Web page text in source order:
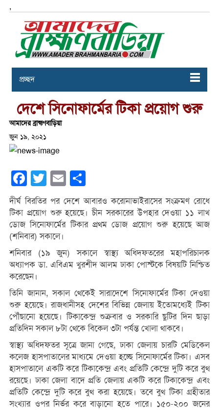
,
প্রচ্ছদ
দেশে সিনোফার্মের টিকা প্রয়োগ শুরু
আমাদের ব্রাহ্মণবাড়িয়া
জুন ১৯, ২০২১
Facebook
Twitter Email
দীর্ঘ বিরতির পর দেশে আবারও করোনাভাইরাসের সংক্রমণ রোধে
টিকা প্রয়োগ শুরু হয়েছে। চীন সরকারের উপহার দেওয়া ১১ লাখ
ডোজ সিনোফার্মের টিকার প্রথম ডোজ প্রয়োগ শুরু হয়েছে আজ
(শনিবার) সকালে।
শনিবার (১৯ জুন) সকালে স্বাস্থ্য অধিদফতরের মহাপরিচালক
অধ্যাপক ডা. এবিএম খুরশীদ আলম ঢাকা পোস্টকে বিষয়টি নিশ্চিত
করেছেন।
তিনি জানান, সকাল থেকেই সারাদেশে সিনোফার্মের টিকা দেওয়া
শুরু হয়েছে। রাজধানীসহ দেশের বিভিন্ন জেলায় ইতোমধ্যেই টিকা
পৌঁছানো হয়েছে। টিকাকেন্দ্র শুক্রবার ও সরকারি ছুটির দিন ছাড়া
প্রতিদিন সকাল ৮টা থেকে বিকেল ৩টা পর্যন্ত খোলা থাকবে।
স্বাস্থ্য অধিদফতর সূত্রে জানা গেছে, ঢাকা জেলায় চারটি মেডিকেল
কলেজ হাসপাতালের মাধ্যমে দেওয়া হচ্ছে সিনোফার্মের টিকা। এসব
হাসপাতালে একটি করে টিকাকেন্দ্র এবং প্রতিটি কেন্দ্রে দুটি করে বুথ
রয়েছে। ঢাকা জেলা বাদে প্রতি জেলায় একটি করে টিকাকেন্দ্র এবং
প্রতিটি কেন্দ্রে দুটি করে বুথ করা হয়েছে। তবে বুথ টিকা গ্রহীতার
সংখ্যার ওপর নির্ভর করে বাড়ানো হতে পারে। ১৫০-২০০ জনের